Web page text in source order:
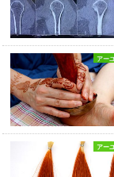
アー
アー